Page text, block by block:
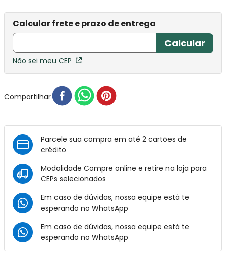
Não sei meu CEP
Compartilhar
Parcele sua compra em até 2 cartões de
crédito
Modalidade Compre online e retire na loja para
CEPs selecionados
Em caso de dúvidas, nossa equipe está te
esperando no WhatsApp
Em caso de dúvidas, nossa equipe está te
esperando no WhatsApp